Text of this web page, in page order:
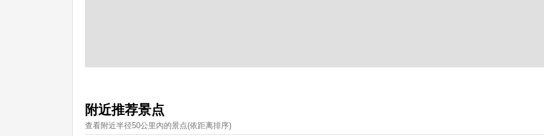
附近推荐景点
查看附近半径50公里內的景点(依距离排序)